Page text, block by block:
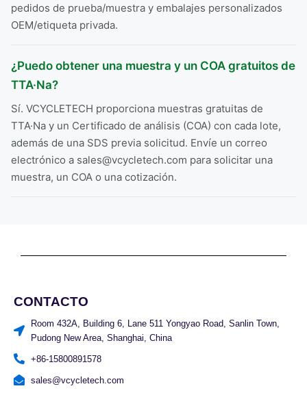
pedidos de prueba/muestra y embalajes personalizados
OEM/etiqueta privada.
¿Puedo obtener una muestra y un COA gratuitos de
TTA·Na?
Sí. VCYCLETECH proporciona muestras gratuitas de
TTA·Na y un Certificado de análisis (COA) con cada lote,
además de una SDS previa solicitud. Envíe un correo
electrónico a sales@vcycletech.com para solicitar una
muestra, un COA o una cotización.
CONTACTO
Room 432A, Building 6, Lane 511 Yongyao Road, Sanlin Town,
Pudong New Area, Shanghai, China
+86-15800891578
sales@vcycletech.com